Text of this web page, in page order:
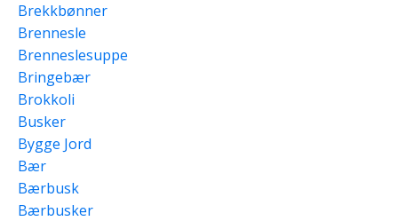
Brekkbønner
Brennesle
Brenneslesuppe
Bringebær
Brokkoli
Busker
Bygge Jord
Bær
Bærbusk
Bærbusker